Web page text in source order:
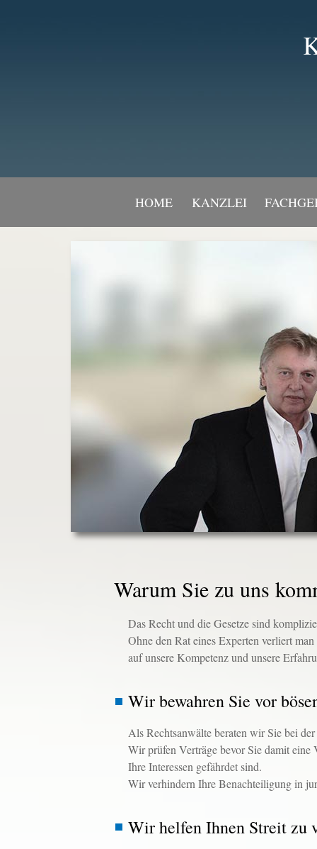
HOME KANZLEI
Warum Sie zu uns
Das Recht und die Gesetze sind
Ohne den Rat eines Experten verliert
auf unsere Kompetenz und unsere
Wir bewahren Sie vor
Als Rechtsanwälte beraten wir Sie bei
Wir prüfen Verträge bevor Sie damit
Ihre Interessen gefährdet sind.
Wir verhindern Ihre Benachteiligung in
Wir helfen Ihnen Streit zu